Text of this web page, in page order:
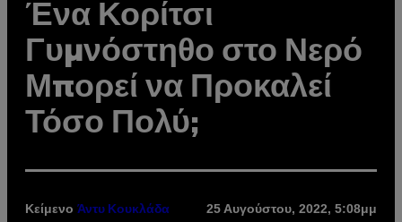
Ένα Κορίτσι
Γυμνόστηθο στο Νερό
Μπορεί να Προκαλεί
Τόσο Πολύ;
Κείμενο Άντυ Κουκλάδα 25 Αυγούστου, 2022, 5:08μμ